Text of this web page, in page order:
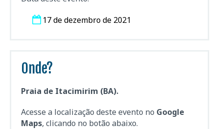
17 de dezembro de 2021
Onde?
Praia de Itacimirim (BA).
Acesse a localização deste evento no Google
Maps, clicando no botão abaixo.